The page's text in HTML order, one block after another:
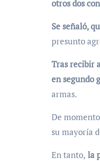
otros dos
Se señaló,
presunto
Tras recibir
en segundo
armas.
De
su mayoría
En tanto, la